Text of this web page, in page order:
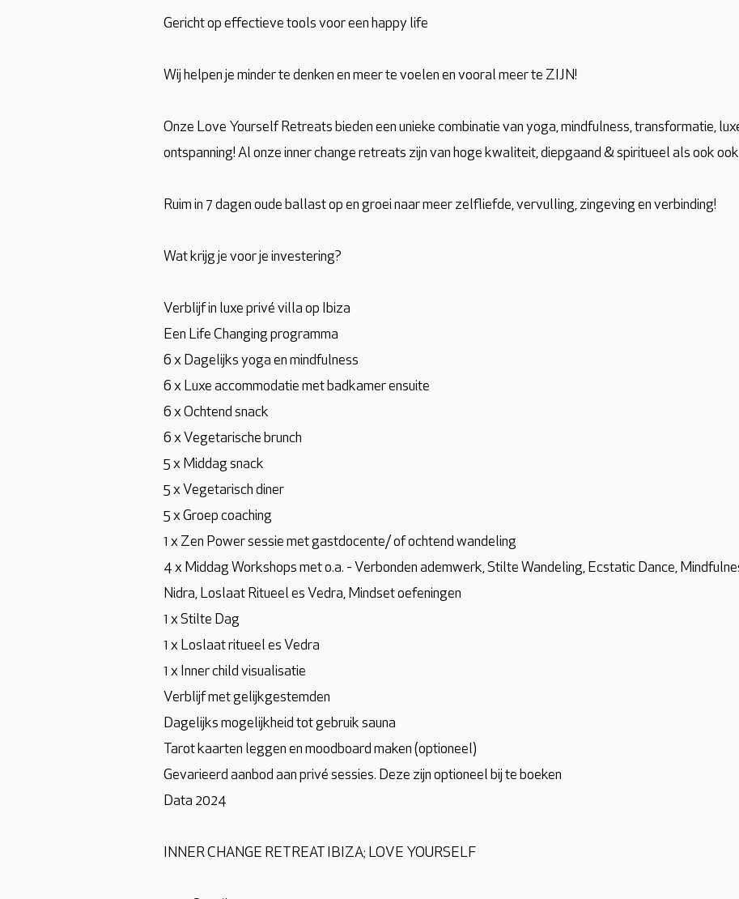
Gericht op effectieve tools voor een happy life
Wij helpen je minder te denken en meer te voelen en vooral meer te ZIJN!
Onze Love Yourself Retreats bieden een unieke combinatie van yoga, mindfulness, transformatie,
ontspanning! Al onze inner change retreats zijn van hoge kwaliteit, diepgaand & spiritueel als ook
Ruim in 7 dagen oude ballast op en groei naar meer zelfliefde, vervulling, zingeving en verbinding!
Wat krijg je voor je investering?
Verblijf in luxe privé villa op Ibiza
Een Life Changing programma
6 x Dagelijks yoga en mindfulness
6 x Luxe accommodatie met badkamer ensuite
6 x Ochtend snack
6 x Vegetarische brunch
5 x Middag snack
5 x Vegetarisch diner
5 x Groep coaching
1 x Zen Power sessie met gastdocente/ of ochtend wandeling
4 x Middag Workshops met o.a. - Verbonden ademwerk, Stilte Wandeling, Ecstatic Dance,
Nidra, Loslaat Ritueel es Vedra, Mindset oefeningen
1 x Stilte Dag
1 x Loslaat ritueel es Vedra
1 x Inner child visualisatie
Verblijf met gelijkgestemden
Dagelijks mogelijkheid tot gebruik sauna
Tarot kaarten leggen en moodboard maken (optioneel)
Gevarieerd aanbod aan privé sessies. Deze zijn optioneel bij te boeken
Data 2024
INNER CHANGE RETREAT IBIZA; LOVE YOURSELF